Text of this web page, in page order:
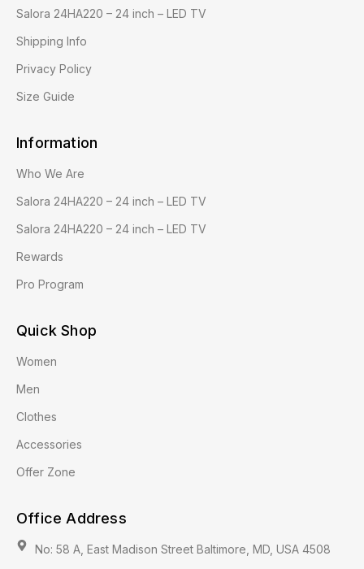
Salora 24HA220 – 24 inch – LED TV
Shipping Info
Privacy Policy
Size Guide
Information
Who We Are
Salora 24HA220 – 24 inch – LED TV
Salora 24HA220 – 24 inch – LED TV
Rewards
Pro Program
Quick Shop
Women
Men
Clothes
Accessories
Offer Zone
Office Address
No: 58 A, East Madison Street Baltimore, MD, USA 4508